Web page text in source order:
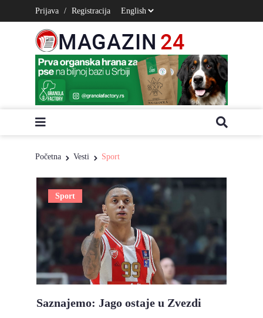
Prijava / Registracija
Početna Vesti Sport
Sport
Saznajemo: Jago ostaje u Zvezdi